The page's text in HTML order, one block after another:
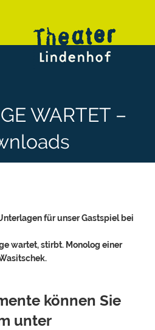
WARTET –
für unser Gastspiel bei
wartet, stirbt. Monolog einer
können Sie
unter